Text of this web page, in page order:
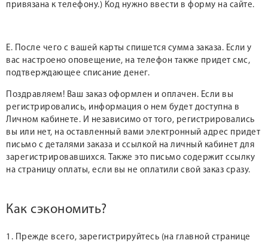
привязана к телефону.) Код нужно ввести в форму на сайте.
Е. После чего с вашей карты спишется сумма заказа. Если у
вас настроено оповещение, на телефон также придет смс,
подтверждающее списание денег.
Поздравляем! Ваш заказ оформлен и оплачен. Если вы
регистрировались, информация о нем будет доступна в
Личном кабинете. И независимо от того, регистрировались
вы или нет, на оставленный вами электронный адрес придет
письмо с деталями заказа и ссылкой на личный кабинет для
зарегистрировавшихся. Также это письмо содержит ссылку
на страницу оплаты, если вы не оплатили свой заказ сразу.
Как сэкономить?
1. Прежде всего, зарегистрируйтесь (на главной странице